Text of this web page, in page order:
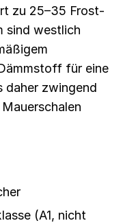
zu 25–35 Frost-
sind westlich
für eine
daher zwingend
(A1, nicht